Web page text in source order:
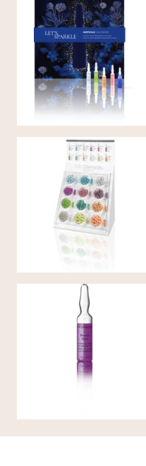
Ampul
Adventskalender voor
Hals, Gezicht en
Décolleté van DR.
GRANDEL
AMPULLEN DISPLAY
STARTKIT SMALL
AMPUL voor gelaat &
decolleté BEAUTY DATE